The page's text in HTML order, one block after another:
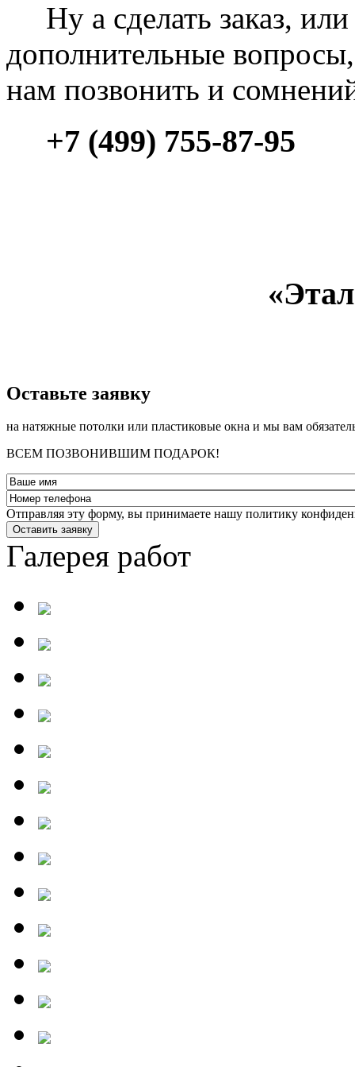
Ну а сделать заказ, или
дополнительные вопросы,
нам позвонить и
+7 (499) 755-87-95
­Оставьте заявку
на натяжные потолки или пластиковые окна и мы вам
ВСЕМ ПОЗВОНИВШИМ ПОДАРОК!
Отправляя эту форму, вы принимаете нашу политику
Оставить заявку
Галерея работ